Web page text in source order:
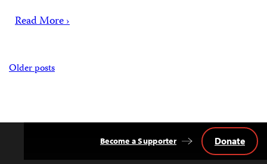
Read More ›
Posts
Older posts
Become a Supporter Donate